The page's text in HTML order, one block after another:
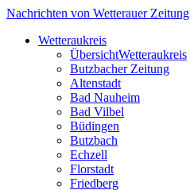
Nachrichten von Wetterauer Zeitung
Wetteraukreis
ÜbersichtWetteraukreis
Butzbacher Zeitung
Altenstadt
Bad Nauheim
Bad Vilbel
Büdingen
Butzbach
Echzell
Florstadt
Friedberg